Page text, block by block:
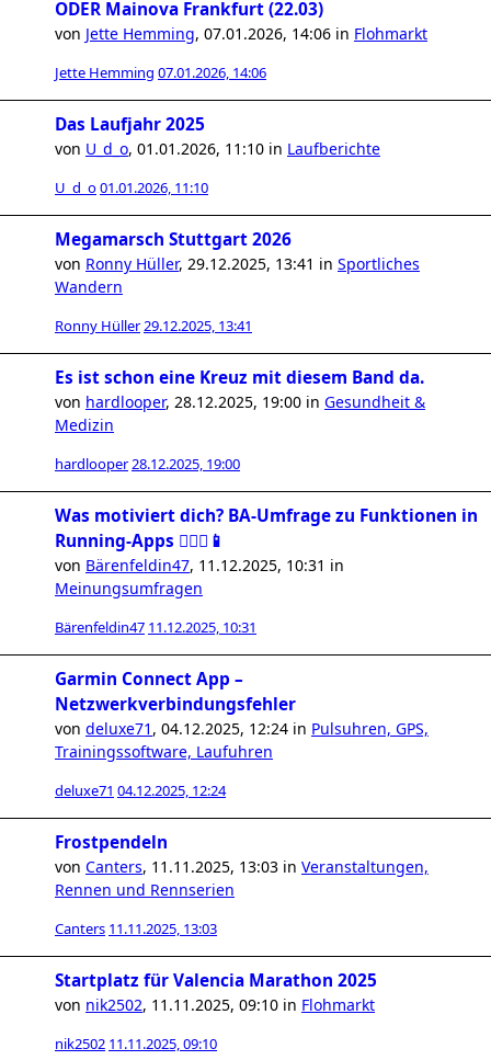
ODER Mainova Frankfurt (22.03)
von Jette Hemming, 07.01.2026, 14:06 in Flohmarkt
Jette Hemming 07.01.2026, 14:06
Das Laufjahr 2025
von U_d_o, 01.01.2026, 11:10 in Laufberichte
U_d_o01.01.2026, 11:10
Megamarsch Stuttgart 2026
von Ronny Hüller, 29.12.2025, 13:41 in Sportliches
Wandern
Ronny Hüller29.12.2025, 13:41
Es ist schon eine Kreuz mit diesem Band da.
von hardlooper, 28.12.2025, 19:00 in Gesundheit &
Medizin
hardlooper28.12.2025, 19:00
Was motiviert dich? BA-Umfrage zu Funktionen in
Running-Apps 🏃🏻‍♀️📱
von Bärenfeldin47, 11.12.2025, 10:31 in
Meinungsumfragen
Bärenfeldin47 11.12.2025, 10:31
Garmin Connect App –
Netzwerkverbindungsfehler
von deluxe71 , 04.12.2025, 12:24 in Pulsuhren, GPS,
Trainingssoftware, Laufuhren
deluxe71 04.12.2025, 12:24
Frostpendeln
von Canters, 11.11.2025, 13:03 in Veranstaltungen,
Rennen und Rennserien
Canters 11.11.2025, 13:03
Startplatz für Valencia Marathon 2025
von nik2502, 11.11.2025, 09:10 in Flohmarkt
nik2502 11.11.2025, 09:10